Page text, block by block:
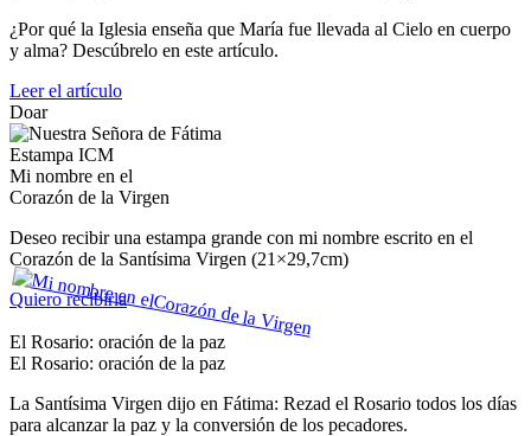
¿Por qué la Iglesia enseña que María fue llevada al Cielo en cuerpo
y alma? Descúbrelo en este artículo.
Leer el artículo
Doar
Estampa ICM
Mi nombre en el
Corazón de la Virgen
Deseo recibir una estampa grande con mi nombre escrito en el
Corazón de la Santísima Virgen (21×29,7cm)
Quiero recibirla
El Rosario: oración de la paz
El Rosario: oración de la paz
La Santísima Virgen dijo en Fátima: Rezad el Rosario todos los días
para alcanzar la paz y la conversión de los pecadores.